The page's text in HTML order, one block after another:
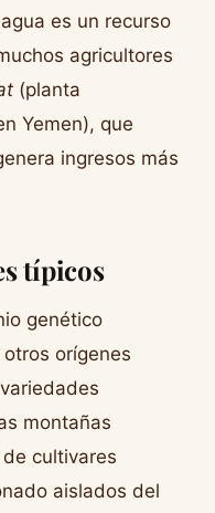
es un recurso
agricultores
(planta
Yemen), que
ingresos más
típicos
genético
orígenes
montañas
cultivares
aislados del